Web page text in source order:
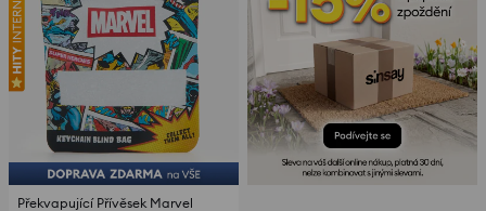
Překvapující Přívěsek Marvel